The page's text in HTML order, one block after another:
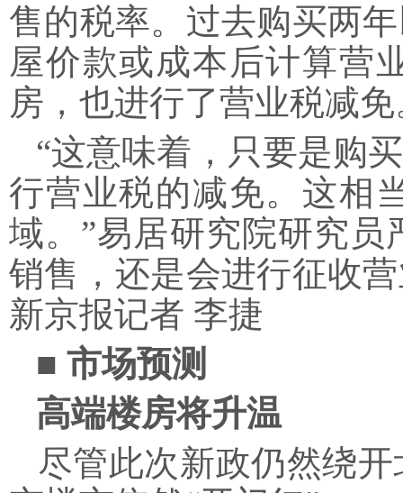
售的税率。过去购买两
屋价款或成本后计算营
房，也进行了营业税减免
“这意味着，只要是购
行营业税的减免。这相
域。”易居研究院研究
销售，还是会进行征收
新京报记者 李捷
■ 市场预测
高端楼房将升温
尽管此次新政仍然绕开